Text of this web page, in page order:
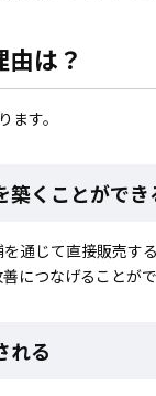
は？
す。
築くことができ
通じて直接販売
につなげることがで
れる